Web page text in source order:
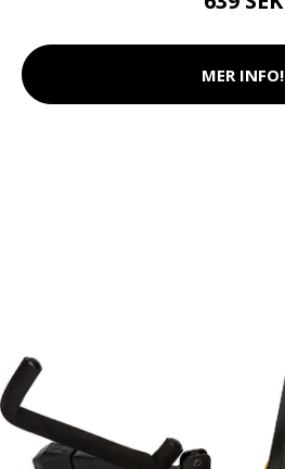
MER INFO!